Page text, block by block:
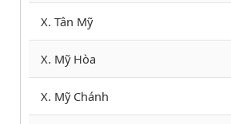
X. Tân Mỹ
X. Mỹ Hòa
X. Mỹ Chánh